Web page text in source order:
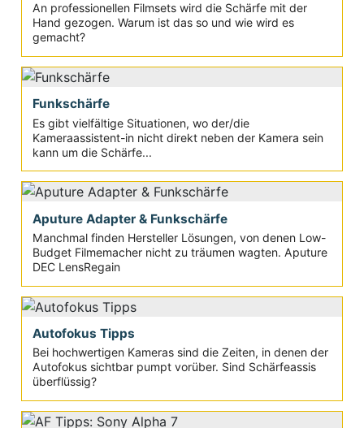
An professionellen Filmsets wird die Schärfe mit der
Hand gezogen. Warum ist das so und wie wird es
gemacht?
Funkschärfe
Es gibt vielfältige Situationen, wo der/die
Kameraassistent-in nicht direkt neben der Kamera sein
kann um die Schärfe...
Aputure Adapter & Funkschärfe
Manchmal finden Hersteller Lösungen, von denen Low-
Budget Filmemacher nicht zu träumen wagten. Aputure
DEC LensRegain
Autofokus Tipps
Bei hochwertigen Kameras sind die Zeiten, in denen der
Autofokus sichtbar pumpt vorüber. Sind Schärfeassis
überflüssig?